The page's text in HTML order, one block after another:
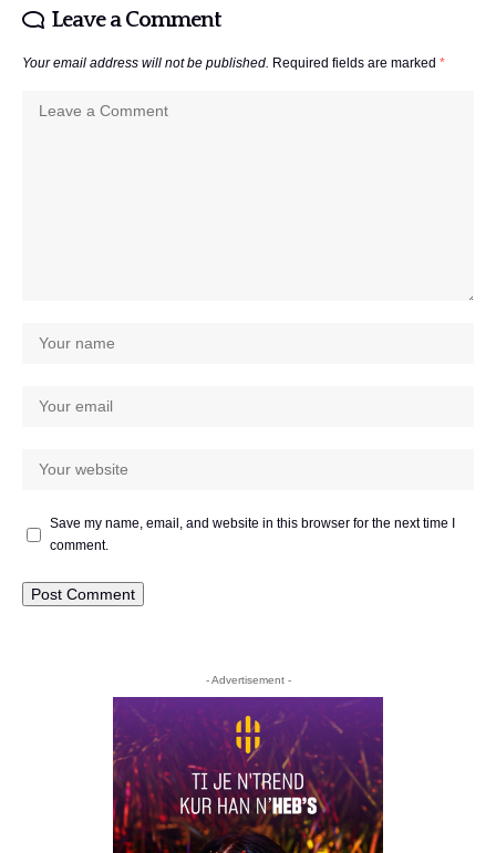
Leave a Comment
Your email address will not be published. Required fields are marked *
Save my name, email, and website in this browser for the next time I
comment.
- Advertisement -